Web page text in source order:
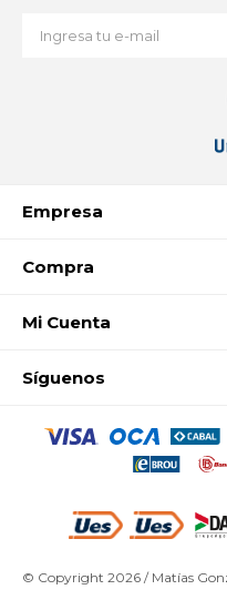
Empresa
Compra
Mi Cuenta
Síguenos
© Copyright 2026 / Matías